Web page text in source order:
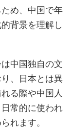
め、中国で年
背景を理解し
中国独自の文
、日本とは異
る際や中国人
常的に使われ
れます。